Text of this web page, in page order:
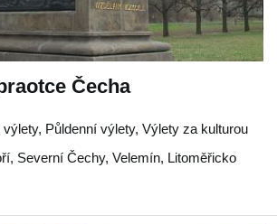
Čecha
výlety, Půldenní výlety, Výlety za kulturou
, Severní Čechy, Velemín, Litoměřicko